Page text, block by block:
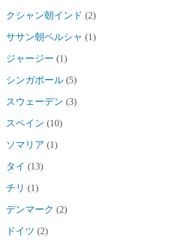
クシャン朝インド (2)
ササン朝ペルシャ (1)
ジャージー (1)
シンガポール (5)
スウェーデン (3)
スペイン (10)
ソマリア (1)
タイ (13)
チリ (1)
デンマーク (2)
ドイツ (2)